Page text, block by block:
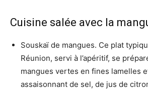
Cuisine salée avec la
Souskaï de mangues. Ce plat
Réunion, servi à l’apéritif, se
mangues vertes en fines lamelles
assaisonnant de sel, de jus de